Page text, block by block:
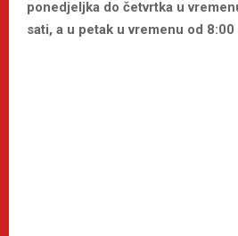
ponedjeljka do četvrtka u
sati, a u petak u vremenu od 8:00